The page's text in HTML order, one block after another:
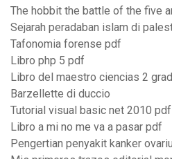
The hobbit the battle of the five
Sejarah peradaban islam di
Tafonomia forense pdf
Libro php 5 pdf
Libro del maestro ciencias 2
Barzellette di duccio
Tutorial visual basic net 2010 pdf
Libro a mi no me va a pasar pdf
Pengertian penyakit kanker